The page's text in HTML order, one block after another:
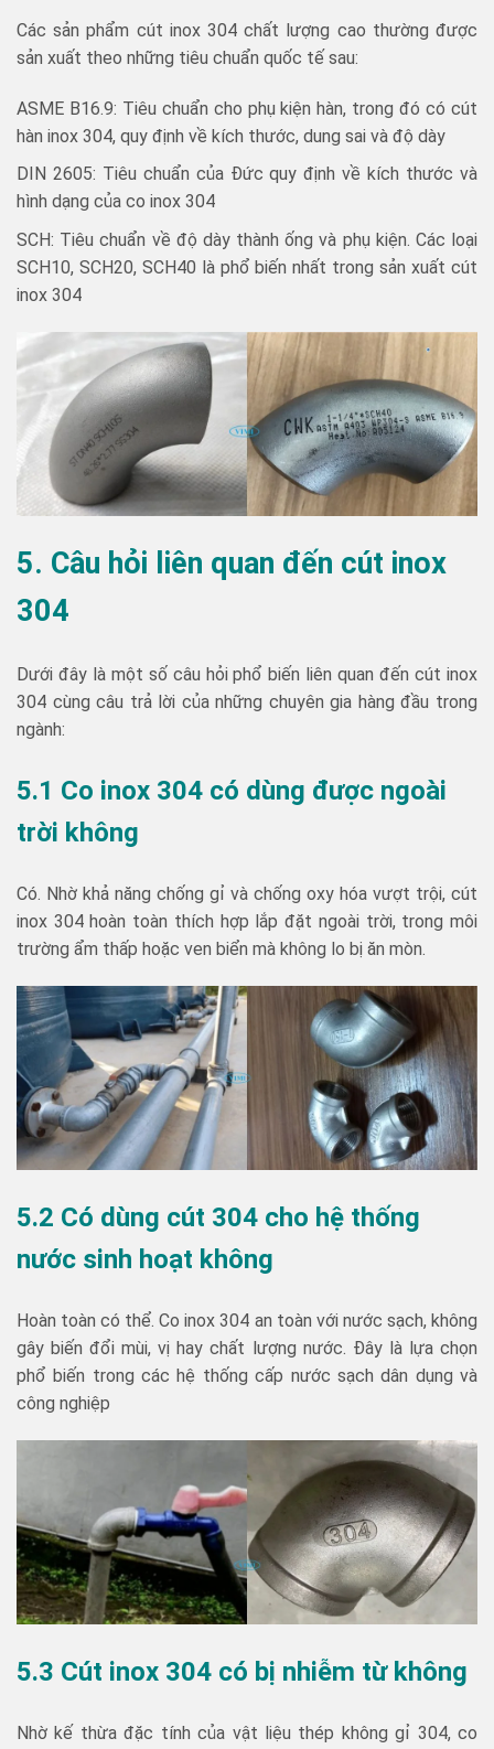
Các sản phẩm cút inox 304 chất lượng cao thường được
sản xuất theo những tiêu chuẩn quốc tế sau:
ASME B16.9: Tiêu chuẩn cho phụ kiện hàn, trong đó có cút
hàn inox 304, quy định về kích thước, dung sai và độ dày
DIN 2605: Tiêu chuẩn của Đức quy định về kích thước và
hình dạng của co inox 304
SCH: Tiêu chuẩn về độ dày thành ống và phụ kiện. Các loại
SCH10, SCH20, SCH40 là phổ biến nhất trong sản xuất cút
inox 304
5. Câu hỏi liên quan đến cút inox
304
Dưới đây là một số câu hỏi phổ biến liên quan đến cút inox
304 cùng câu trả lời của những chuyên gia hàng đầu trong
ngành:
5.1 Co inox 304 có dùng được ngoài
trời không
Có. Nhờ khả năng chống gỉ và chống oxy hóa vượt trội, cút
inox 304 hoàn toàn thích hợp lắp đặt ngoài trời, trong môi
trường ẩm thấp hoặc ven biển mà không lo bị ăn mòn.
5.2 Có dùng cút 304 cho hệ thống
nước sinh hoạt không
Hoàn toàn có thể. Co inox 304 an toàn với nước sạch, không
gây biến đổi mùi, vị hay chất lượng nước. Đây là lựa chọn
phổ biến trong các hệ thống cấp nước sạch dân dụng và
công nghiệp
5.3 Cút inox 304 có bị nhiễm từ không
Nhờ kế thừa đặc tính của vật liệu thép không gỉ 304, co